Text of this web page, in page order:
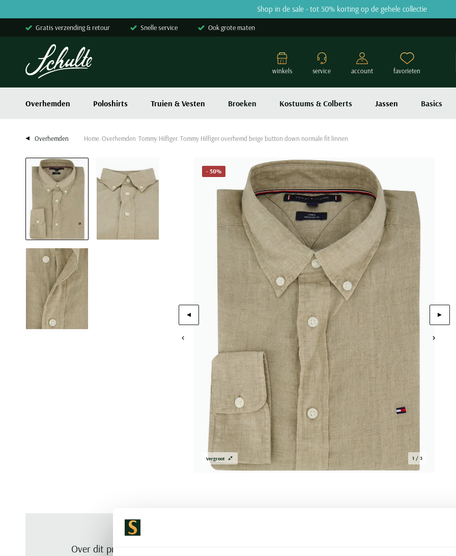
Shop in de sale - tot 50% korting op de gehele collectie
Gratis verzending & retour Snelle service Ook grote maten
Overhemden Poloshirts Truien & Vesten Broeken Kostuums & Colberts Jassen Basics
winkels service account favorieten
Overhemden Home Overhemden Tommy Hilfiger Tommy Hilfiger overhemd beige button down normale fit linnen
Vergroot 1 / 3
- 50%
Over dit product